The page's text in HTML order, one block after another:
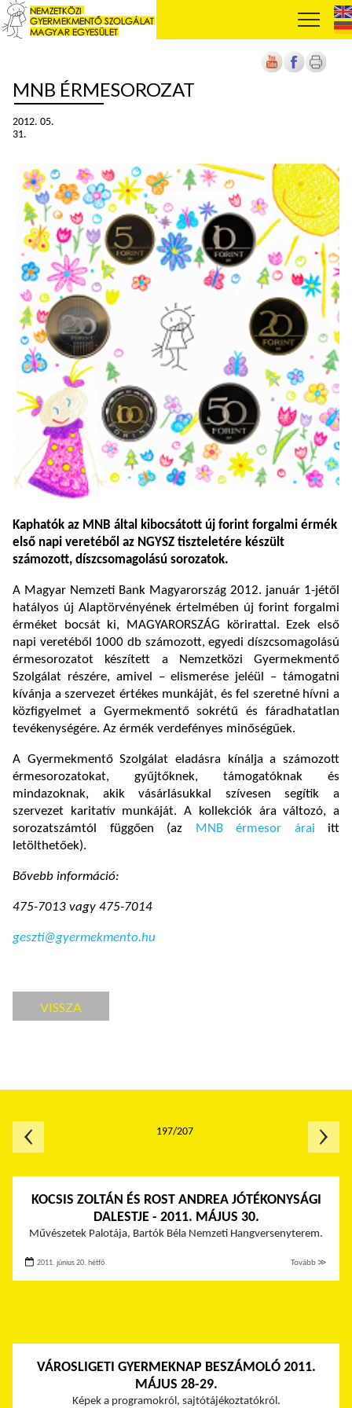
MNB ÉRMESOROZAT
2012. 05.
31.
Kaphatók az MNB által kibocsátott új forint forgalmi érmék
első napi veretéből az NGYSZ tiszteletére készült
számozott, díszcsomagolású sorozatok.
A Magyar Nemzeti Bank Magyarország 2012. január 1-jétől
hatályos új Alaptörvényének értelmében új forint forgalmi
érméket bocsát ki, MAGYARORSZÁG körirattal. Ezek első
napi veretéből 1000 db számozott, egyedi díszcsomagolású
érmesorozatot készített a Nemzetközi Gyermekmentő
Szolgálat részére, amivel – elismerése jeléül – támogatni
kívánja a szervezet értékes munkáját, és fel szeretné hívni a
közfigyelmet a Gyermekmentő sokrétű és fáradhatatlan
tevékenységére. Az érmék verdefényes minőségűek.
A Gyermekmentő Szolgálat eladásra kínálja a számozott
érmesorozatokat, gyűjtőknek, támogatóknak és
mindazoknak, akik vásárlásukkal szívesen segítik a
szervezet karitatív munkáját. A kollekciók ára változó, a
sorozatszámtól függően (az
MNB érmesor árai itt
letölthetőek).
Bővebb információ:
475-7013 vagy 475-7014
geszti@gyermekmento.hu
VISSZA
KOCSIS ZOLTÁN ÉS ROST ANDREA JÓTÉKONYSÁGI
DALESTJE - 2011. MÁJUS 30.
Művészetek Palotája, Bartók Béla Nemzeti Hangversenyterem.
2011. június 20. hétfő Tovább ≫
VÁROSLIGETI GYERMEKNAP BESZÁMOLÓ 2011.
MÁJUS 28-29.
Képek a programokról, sajtótájékoztatókról.
197/207